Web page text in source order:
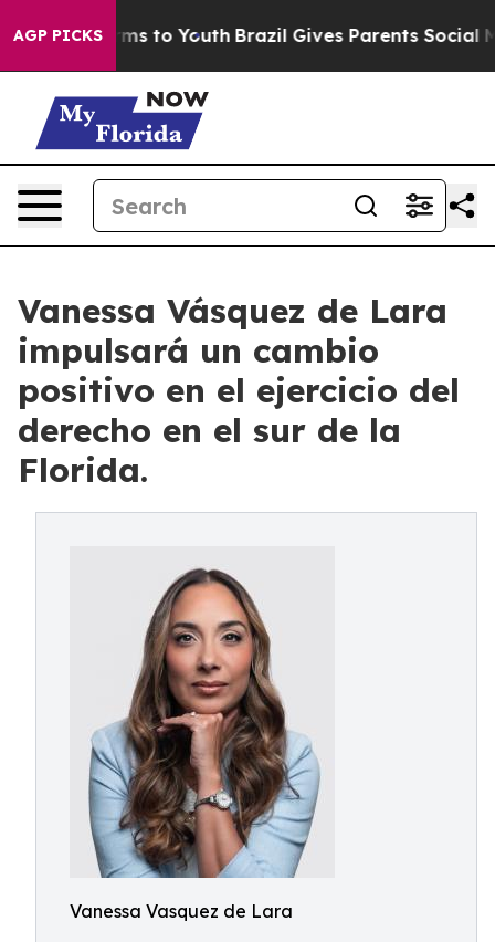
AGP PICKS
Harms to Youth Brazil Gives Parents Social Media
Vanessa Vásquez de Lara
impulsará un cambio
positivo en el ejercicio del
derecho en el sur de la
Florida.
Vanessa Vasquez de Lara